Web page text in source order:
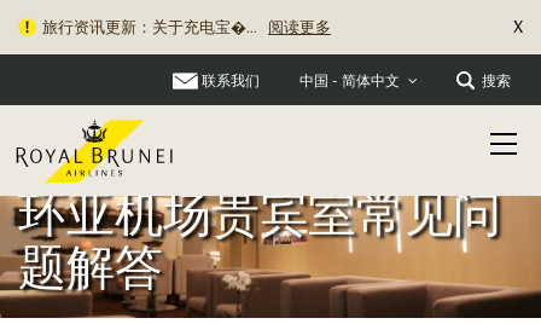
旅行资讯更新：关于充电宝�... 阅读更多 X
联系我们 中国 - 简体中文 搜索
环亚机场贵宾室常见问
题解答